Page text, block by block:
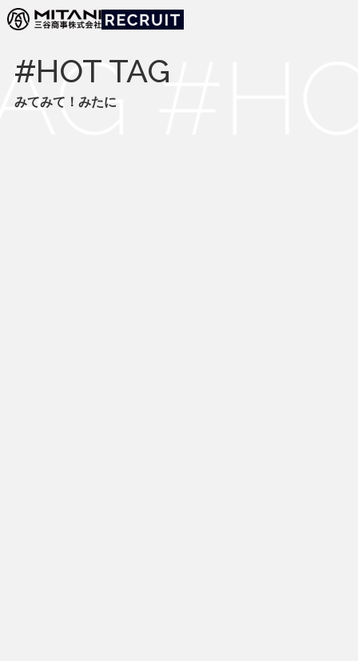
みてみて！みたに